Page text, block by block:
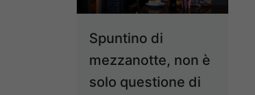
Spuntino di
mezzanotte, non è
solo questione di